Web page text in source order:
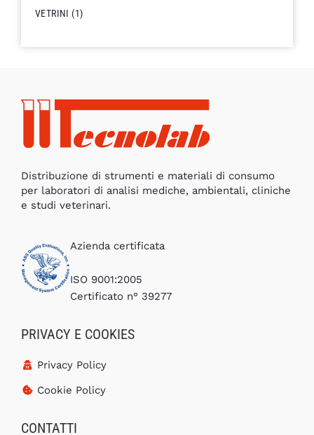
VETRINI (1)
Distribuzione di strumenti e materiali di consumo
per laboratori di analisi mediche, ambientali, cliniche
e studi veterinari.
Azienda certificata
ISO 9001:2005
Certificato n° 39277
PRIVACY E COOKIES
Privacy Policy
Cookie Policy
CONTATTI